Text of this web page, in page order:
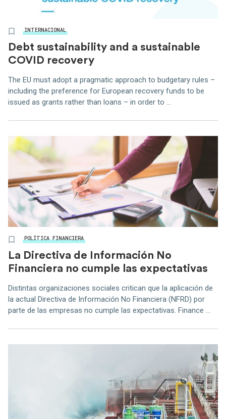
INTERNACIONAL
Debt sustainability and a sustainable
COVID recovery
The EU must adopt a pragmatic approach to budgetary rules –
including the preference for European recovery funds to be
issued as grants rather than loans – in order to ...
POLÍTICA FINANCIERA
La Directiva de Información No
Financiera no cumple las expectativas
Distintas organizaciones sociales critican que la aplicación de
la actual Directiva de Información No Financiera (NFRD) por
parte de las empresas no cumple las expectativas. Finance ...